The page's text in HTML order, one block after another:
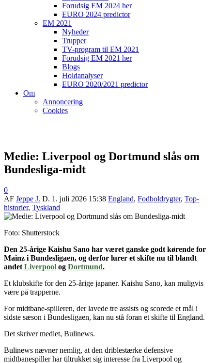
Forudsig EM 2024 her
EURO 2024 predictor
EM 2021
Nyheder
Trupper
TV-program til EM 2021
Forudsig EM 2021 her
Blogs
Holdanalyser
EURO 2020/2021 predictor
Om
Annoncering
Cookies
Medie: Liverpool og Dortmund slås om
Bundesliga-midt
0
AF Jeppe J. D. 1. juli 2026 15:38 England, Fodboldrygter, Top-
historier, Tyskland
Foto: Shutterstock
Den 25-årige Kaishu Sano har været ganske godt kørende for
Mainz i Bundesligaen, og derfor lurer et skifte nu til blandt
andet Liverpool og Dortmund.
Et klubskifte for den 25-årige japaner. Kaishu Sano, kan muligvis
være på trapperne.
For midtbane-spilleren, der lavede tre assists og scorede et mål i
sidste sæson i Bundesligaen, kan nu stå foran et skifte til England.
Det skriver mediet, Bulinews.
Bulinews nævner nemlig, at den driblestærke defensive
midtbanespiller har tiltrukket sig interesse fra Liverpool og